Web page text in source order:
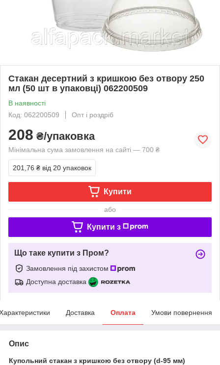
Стакан десертний з кришкою без отвору 250
мл (50 шт в упаковці) 062200509
В наявності
Код: 062200509
Опт і роздріб
208 ₴/упаковка
Мінімальна сума замовлення на сайті — 700 ₴
201,76 ₴ від 20 упаковок
Купити
або
Купити з
Що таке купити з Пром?
Замовлення під захистом
Доступна доставка
Доставка Оплата Умови повернення
Опис
Купольний стакан з кришкою без отвору (d-95 мм)